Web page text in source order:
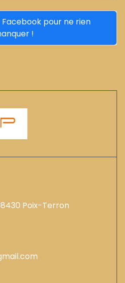
Facebook pour ne rien
!
Poix-Terron